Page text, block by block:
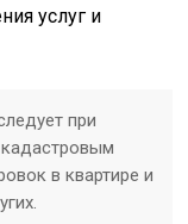
услуг и
при
в квартире и